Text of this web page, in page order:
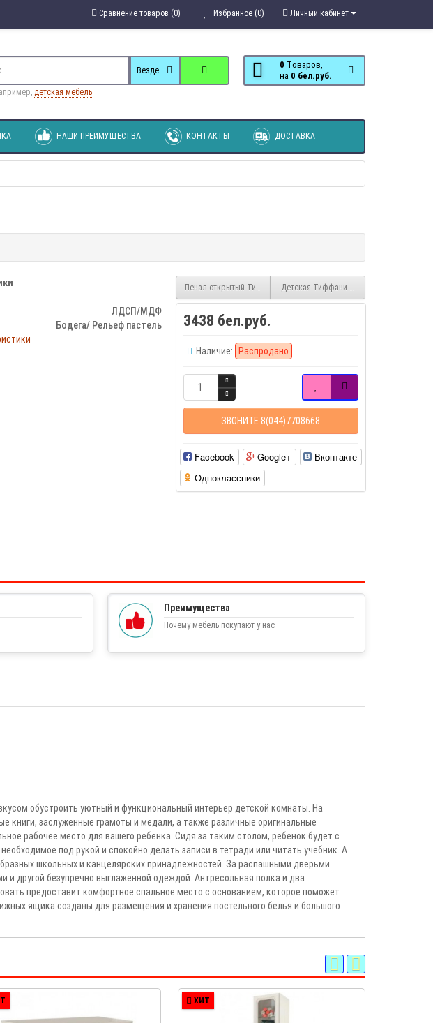
Личный кабинет
Избранное (0)
Сравнение товаров (0)
0 Tоваров,
на
0 бел.руб.
Везде
детская мебель
НАШИ ПРЕИМУЩЕСТВА КОНТАКТЫ ДОСТАВКА
ЛДСП/МДФ
Бодега/ Рельеф пастель
Пенал открытый Тиффани Детская Тиффани вариант 2
3438 бел.руб.
Наличие: Распродано
ЗВОНИТЕ 8(044)7708668
Facebook Google+
Вконтакте
Одноклассники
Преимущества
Почему мебель покупают у нас
обустроить уютный и функциональный интерьер детской комнаты. На
книги, заслуженные грамоты и медали, а также различные оригинальные
рабочее место для вашего ребенка. Сидя за таким столом, ребенок будет с
под рукой и спокойно делать записи в тетради или читать учебник. А
школьных и канцелярских принадлежностей. За распашными дверьми
другой безупречно выглаженной одеждой. Антресольная полка и два
предоставит комфортное спальное место с основанием, которое поможет
ящика созданы для размещения и хранения постельного белья и большого
ХИТ